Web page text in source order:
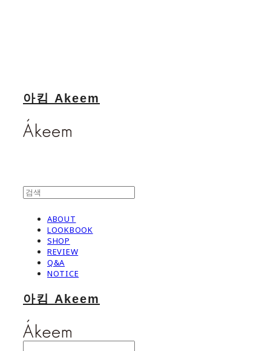
아킴 Akeem
ABOUT
LOOKBOOK
SHOP
REVIEW
Q&A
NOTICE
아킴 Akeem